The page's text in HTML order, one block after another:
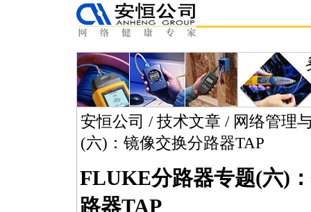
安恒公司 / 技术文章 / 网络管理
(六)：镜像交换分路器TAP
FLUKE分路器专题(六)
路器TAP